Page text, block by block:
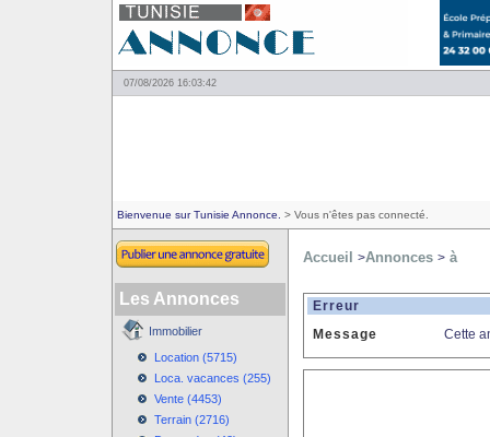
07/08/2026 16:03:42
Bienvenue sur Tunisie Annonce. > Vous n'êtes pas connecté.
Les Annonces
Immobilier
Location (5715)
Loca. vacances (255)
Vente (4453)
Terrain (2716)
Accueil >Annonces >à
Erreur
Message
Cette